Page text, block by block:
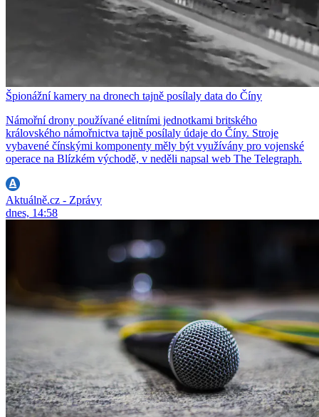
Špionážní kamery na dronech tajně posílaly data do Číny
Námořní drony používané elitními jednotkami britského
královského námořnictva tajně posílaly údaje do Číny. Stroje
vybavené čínskými komponenty měly být využívány pro vojenské
operace na Blízkém východě, v neděli napsal web The Telegraph.
Aktuálně.cz - Zprávy
dnes, 14:58